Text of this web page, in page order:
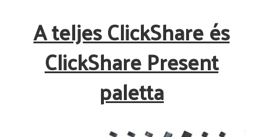
A teljes ClickShare és
ClickShare Present
paletta